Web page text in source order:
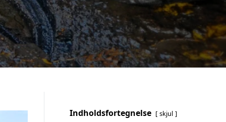
Indholdsfortegnelse skjul